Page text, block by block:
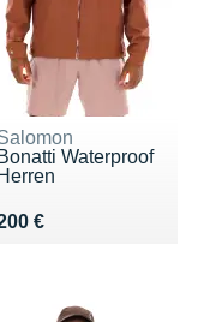
Bonatti Waterproof
Herren
€ 200 €